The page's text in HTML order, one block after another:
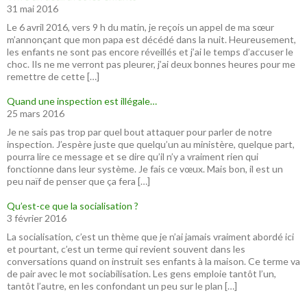
31 mai 2016
Le 6 avril 2016, vers 9 h du matin, je reçois un appel de ma sœur
m’annonçant que mon papa est décédé dans la nuit. Heureusement,
les enfants ne sont pas encore réveillés et j’ai le temps d’accuser le
choc. Ils ne me verront pas pleurer, j’ai deux bonnes heures pour me
remettre de cette […]
Quand une inspection est illégale…
25 mars 2016
Je ne sais pas trop par quel bout attaquer pour parler de notre
inspection. J’espère juste que quelqu’un au ministère, quelque part,
pourra lire ce message et se dire qu’il n’y a vraiment rien qui
fonctionne dans leur système. Je fais ce vœux. Mais bon, il est un
peu naïf de penser que ça fera […]
Qu’est-ce que la socialisation ?
3 février 2016
La socialisation, c’est un thème que je n’ai jamais vraiment abordé ici
et pourtant, c’est un terme qui revient souvent dans les
conversations quand on instruit ses enfants à la maison. Ce terme va
de pair avec le mot sociabilisation. Les gens emploie tantôt l’un,
tantôt l’autre, en les confondant un peu sur le plan […]